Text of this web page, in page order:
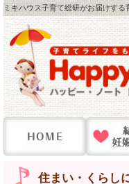
ミキハウス子育て総研がお届けす
住まい・くらし